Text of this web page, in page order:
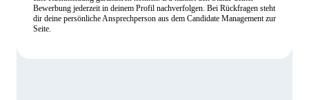
Bewerbung jederzeit in deinem Profil nachverfolgen. Bei Rückfragen steht
dir deine persönliche Ansprechperson aus dem Candidate Management zur
Seite.